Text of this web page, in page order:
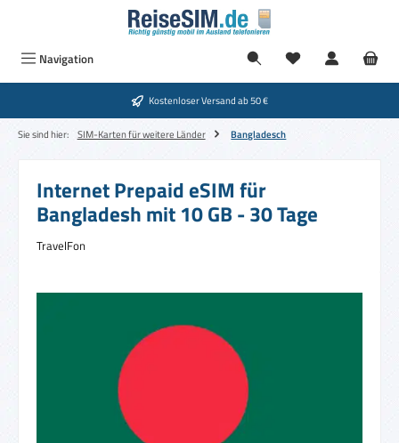
Zum Hauptinhalt springen
Navigation
Kostenloser Versand ab 50 €
Sie sind hier: SIM-Karten für weitere Länder Bangladesch
Internet Prepaid eSIM für
Bangladesh mit 10 GB - 30 Tage
TravelFon
Bildergalerie überspringen